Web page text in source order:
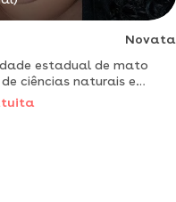
Novata
estadual de mato
ciências naturais e
te salvam !!